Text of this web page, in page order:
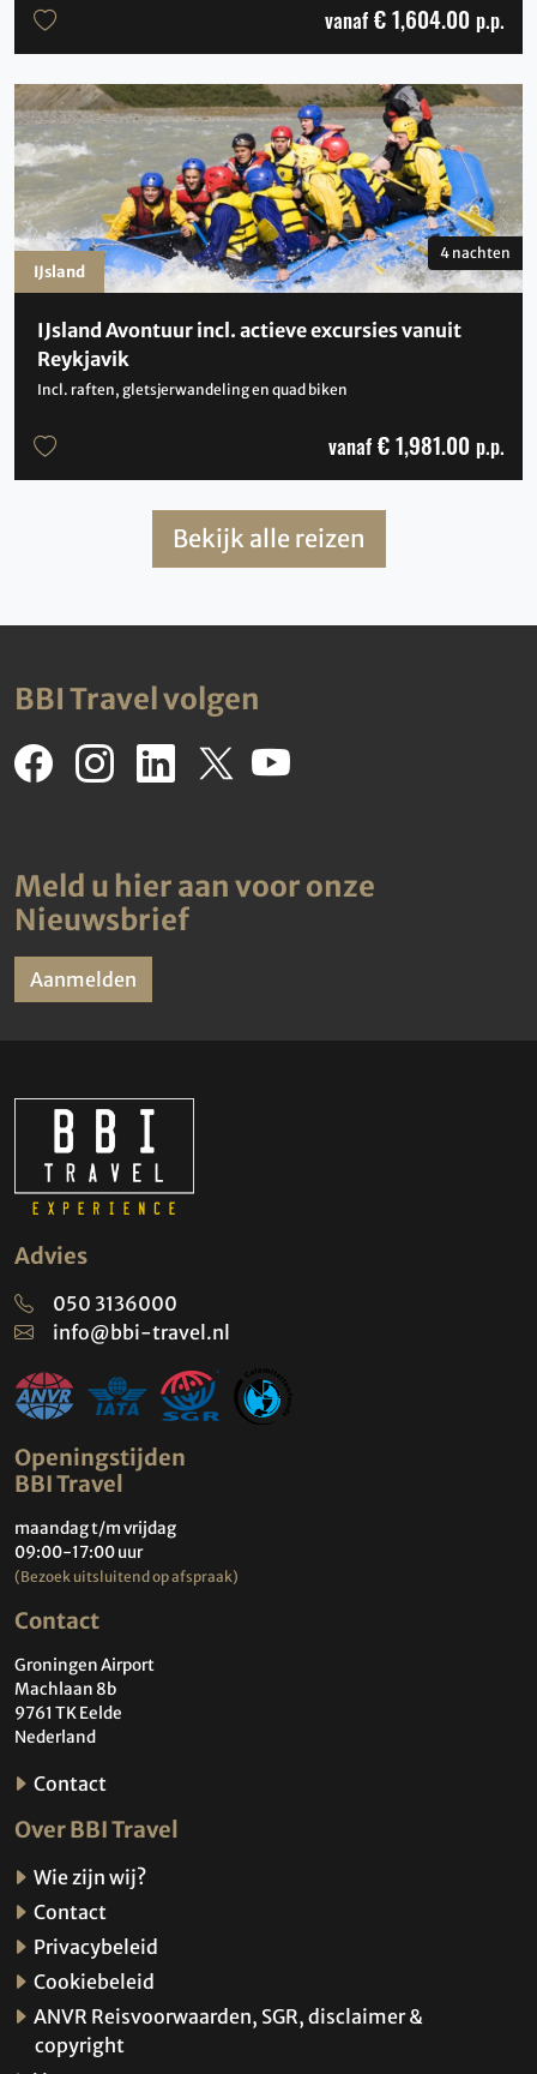
vanaf € 1,604.00 p.p.
IJsland Avontuur incl. actieve excursies vanuit
Reykjavik
Incl. raften, gletsjerwandeling en quad biken
4 nachten
vanaf € 1,981.00 p.p.
IJsland
Bekijk alle reizen
BBI Travel volgen
Meld u hier aan voor onze
Nieuwsbrief
Aanmelden
Advies
050 3136000
info@bbi-travel.nl
Openingstijden
BBI Travel
maandag t/m vrijdag
09:00-17:00 uur
(Bezoek uitsluitend op afspraak)
Contact
Groningen Airport
Machlaan 8b
9761 TK Eelde
Nederland
Contact
Over BBI Travel
Wie zijn wij?
Contact
Privacybeleid
Cookiebeleid
ANVR Reisvoorwaarden, SGR, disclaimer &
copyright